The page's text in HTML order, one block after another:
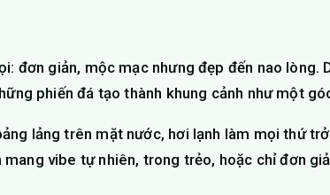
đơn giản, mộc mạc nhưng đẹp đến nao lòng.
phiến đá tạo thành khung cảnh như một
lảng trên mặt nước, hơi lạnh làm mọi thứ
vibe tự nhiên, trong trẻo, hoặc chỉ đơn